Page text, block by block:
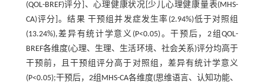
(QOL-BREF)评分]、心理健康状况[少儿心理健康量表(MHS-
CA)评分]。结果 干预组并发症发生率(2.94%)低于对照组
(13.24%),差异有统计学意义(P<0.05)。干预后，2组QOL-
BREF各维度(心理、生理、生活环境、社会关系)评分均高于
干预前，且干预组评分高于对照组，差异有统计学意义
(P<0.05);干预后，2组MHS-CA各维度(思维语言、认知功能、